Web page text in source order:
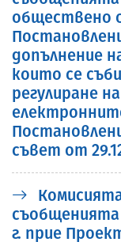
обществено
допълнение
които се
регулиране
съвет от
съобщенията
г. прие